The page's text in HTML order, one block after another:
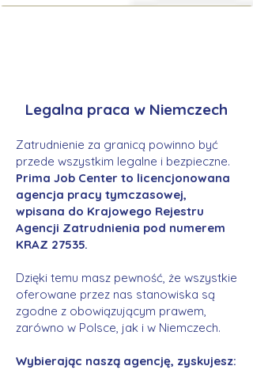
Legalna praca w Niemczech
Zatrudnienie za granicą powinno być
przede wszystkim legalne i bezpieczne.
Prima Job Center to licencjonowana
agencja pracy tymczasowej,
wpisana do Krajowego Rejestru
Agencji Zatrudnienia pod numerem
KRAZ 27535.
Dzięki temu masz pewność, że wszystkie
oferowane przez nas stanowiska są
zgodne z obowiązującym prawem,
zarówno w Polsce, jak i w Niemczech.
Wybierając naszą agencję, zyskujesz: